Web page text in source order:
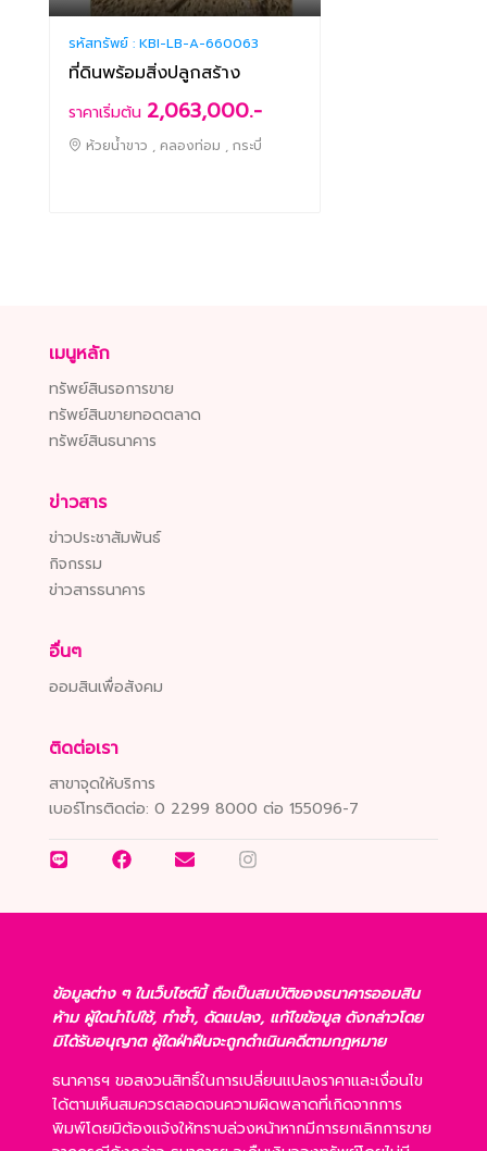
รหัสทรัพย์ : KBI-LB-A-660063
ที่ดินพร้อมสิ่งปลูกสร้าง
ราคาเริ่มต้น 2,063,000.-
ห้วยน้ำขาว , คลองท่อม , กระบี่
เมนูหลัก
ทรัพย์สินรอการขาย
ทรัพย์สินขายทอดตลาด
ทรัพย์สินธนาคาร
ข่าวสาร
ข่าวประชาสัมพันธ์
กิจกรรม
ข่าวสารธนาคาร
อื่นๆ
ออมสินเพื่อสังคม
ติดต่อเรา
สาขาจุดให้บริการ
เบอร์โทรติดต่อ: 0 2299 8000 ต่อ 155096-7
ข้อมูลต่าง ๆ ในเว็บไซต์นี้ ถือเป็นสมบัติของธนาคารออมสิน
ห้าม ผู้ใดนำไปใช้, ทำซ้ำ, ดัดแปลง, แก้ไขข้อมูล ดังกล่าวโดย
มิได้รับอนุญาต ผู้ใดฝ่าฝืนจะถูกดำเนินคดีตามกฎหมาย
ธนาคารฯ ขอสงวนสิทธิ์ในการเปลี่ยนแปลงราคาและเงื่อนไข
ได้ตามเห็นสมควรตลอดจนความผิดพลาดที่เกิดจากการ
พิมพ์โดยมิต้องแจ้งให้ทราบล่วงหน้าหากมีการยกเลิกการขาย